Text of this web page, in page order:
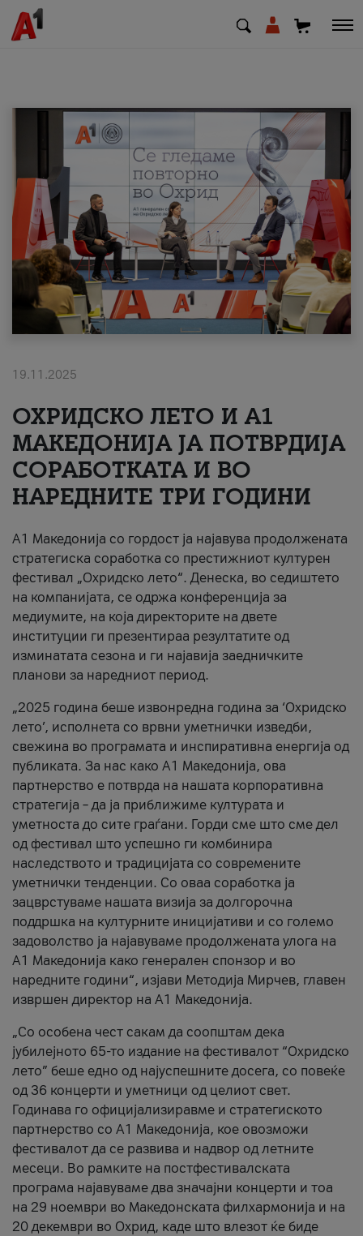
МК SQ
Приватни Деловни
Поддршка
Надополни кредит
#ПодобарОнлајн
19.11.2025
ОХРИДСКО ЛЕТО И A1
МАКЕДОНИЈА ЈА ПОТВРДИЈА
СОРАБОТКАТА И ВО
НАРЕДНИТЕ ТРИ ГОДИНИ
A1 Македонија со гордост ја најавува продолжената
стратегиска соработка со престижниот културен
фестивал „Охридско лето“. Денеска, во седиштето
на компанијата, се одржа конференција за
медиумите, на која директорите на двете
институции ги презентираа резултатите од
изминатата сезона и ги најавија заедничките
планови за наредниот период.
„2025 година беше извонредна година за ‘Охридско
лето’, исполнета со врвни уметнички изведби,
свежина во програмата и инспиративна енергија од
публиката. За нас како A1 Македонија, ова
партнерство е потврда на нашата корпоративна
стратегија – да ја приближиме културата и
уметноста до сите граѓани. Горди сме што сме дел
од фестивал што успешно ги комбинира
наследството и традицијата со современите
уметнички тенденции. Со оваа соработка ја
зацврстуваме нашата визија за долгорочна
поддршка на културните иницијативи и со големо
задоволство ја најавуваме продолжената улога на
A1 Македонија како генерален спонзор и во
наредните години“, изјави Методија Мирчев, главен
извршен директор на A1 Македонија.
„Со особена чест сакам да соопштам дека
јубилејното 65-то издание на фестивалот “Охридско
лето” беше едно од најуспешните досега, со повеќе
од 36 концерти и уметници од целиот свет.
Годинава го официјализиравме и стратегиското
партнерство со А1 Македонија, кое овозможи
фестивалот да се развива и надвор од летните
месеци. Во рамките на постфестивалската
програма најавуваме два значајни концерти и тоа
на 29 ноември во Македонската филхармонија и на
20 декември во Охрид, каде што влезот ќе биде